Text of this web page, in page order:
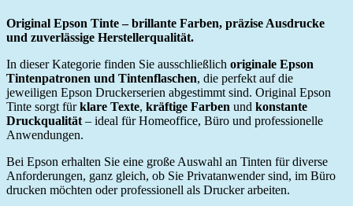
Original Epson Tinte – brillante Farben, präzise Ausdrucke
und zuverlässige Herstellerqualität.
In dieser Kategorie finden Sie ausschließlich originale Epson
Tintenpatronen und Tintenflaschen, die perfekt auf die
jeweiligen Epson Druckerserien abgestimmt sind. Original Epson
Tinte sorgt für klare Texte, kräftige Farben und konstante
Druckqualität – ideal für Homeoffice, Büro und professionelle
Anwendungen.
Bei Epson erhalten Sie eine große Auswahl an Tinten für diverse
Anforderungen, ganz gleich, ob Sie Privatanwender sind, im Büro
drucken möchten oder professionell als Drucker arbeiten.